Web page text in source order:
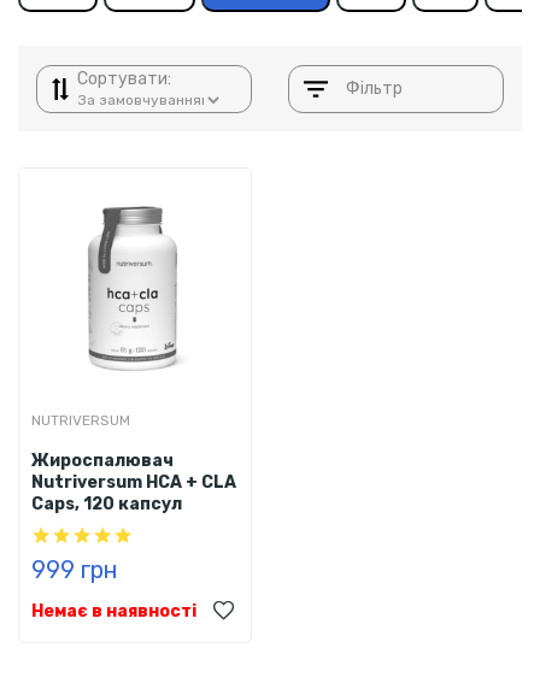
Сортувати: Фільтр
NUTRIVERSUM
Жироспалювач
Nutriversum HCA + CLA
Caps, 120 капсул
999 грн
Немає в наявності